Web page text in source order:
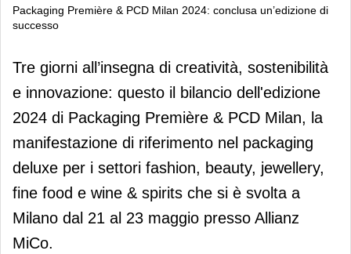
Packaging Première & PCD Milan 2024: conclusa un’edizione di
successo
Packaging Première & PCD Milan
2024: conclusa un’edizione di
successo
Tre giorni all’insegna di creatività, sostenibilità
e innovazione: questo il bilancio dell'edizione
2024 di Packaging Première & PCD Milan, la
manifestazione di riferimento nel packaging
deluxe per i settori fashion, beauty, jewellery,
fine food e wine & spirits che si è svolta a
Milano dal 21 al 23 maggio presso Allianz
MiCo.